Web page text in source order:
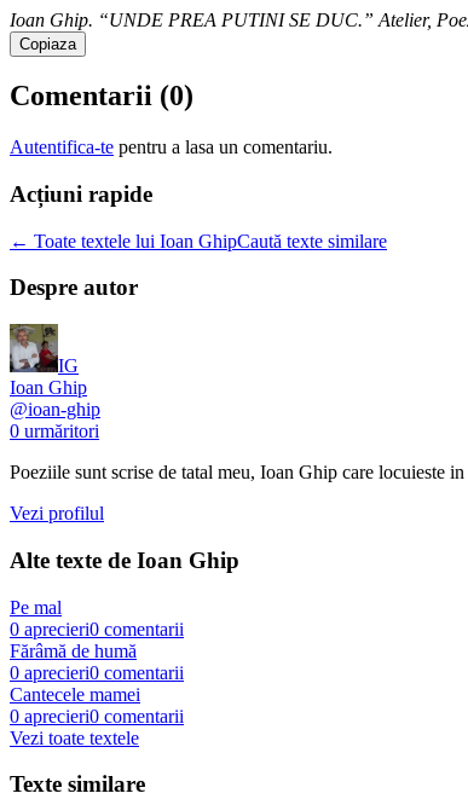
Ioan Ghip. “UNDE PREA PUTINI SE DUC.” Atelier,
Copiaza
Comentarii (0)
Autentifica-te pentru a lasa un comentariu.
Acțiuni rapide
← Toate textele lui Ioan GhipCaută texte similare
Despre autor
IG
Ioan Ghip
@ioan-ghip
0 urmăritori
Poeziile sunt scrise de tatal meu, Ioan Ghip care locuieste
Vezi profilul
Alte texte de Ioan Ghip
Pe mal
0 aprecieri0 comentarii
Fărâmă de humă
0 aprecieri0 comentarii
Cantecele mamei
0 aprecieri0 comentarii
Vezi toate textele
Texte similare